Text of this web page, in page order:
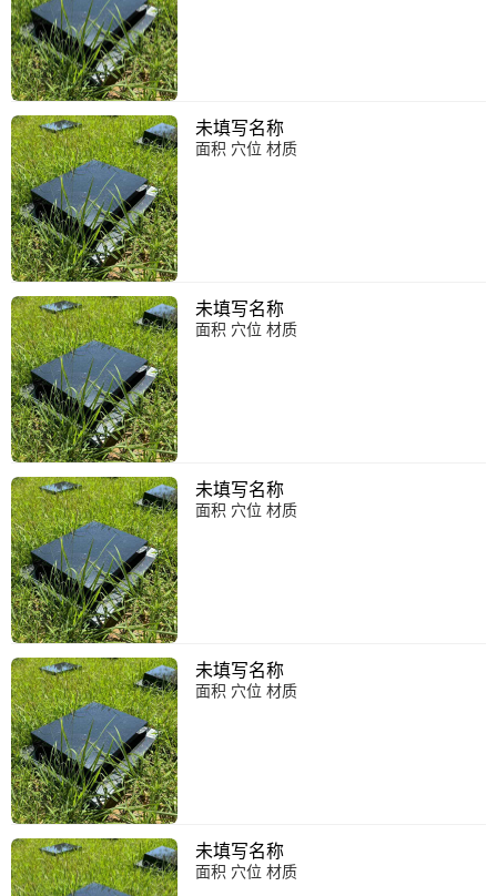
未填写名称
面积 穴位 材质
未填写名称
面积 穴位 材质
未填写名称
面积 穴位 材质
未填写名称
面积 穴位 材质
未填写名称
面积 穴位 材质